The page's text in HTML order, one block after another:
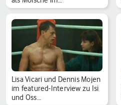
Lisa Vicari und Dennis Mojen
im featured-Interview zu Isi
und Oss…